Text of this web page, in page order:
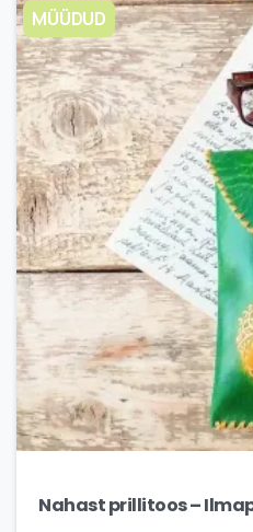
MÜÜDUD
Nahast prillitoos –